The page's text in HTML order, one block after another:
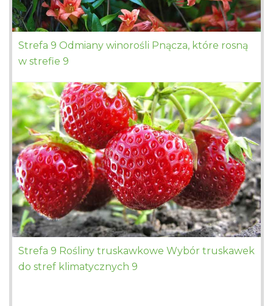
Strefa 9 Odmiany winorośli Pnącza, które rosną
w strefie 9
Strefa 9 Rośliny truskawkowe Wybór truskawek
do stref klimatycznych 9